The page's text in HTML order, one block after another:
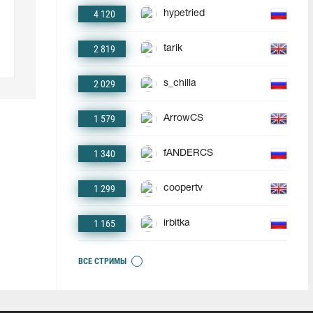
4 120 hypetried
2 819 tarik
2 029 s_chilla
1 579 ArrowCS
1 340 fANDERCS
1 299 coopertv
1 165 irbitka
ВСЕ СТРИМЫ